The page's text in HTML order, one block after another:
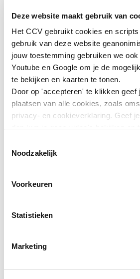
Deze website maakt gebruik van
Het CCV gebruikt cookies en
gebruik van deze website
jouw toestemming gebruiken we
Youtube en Google om je de
te bekijken en kaarten te tonen.
Door op 'accepteren' te klikken geef
plaatsen van alle cookies, zoals
privacy- en cookieverklaring. Geef
Noodzakelijk
Voorkeuren
Statistieken
Marketing